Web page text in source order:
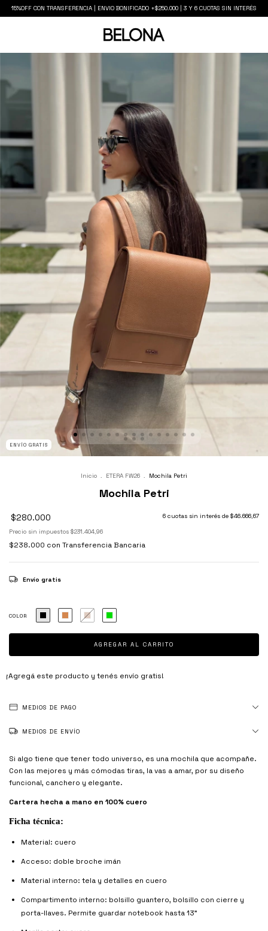
15%OFF CON TRANSFERENCIA | ENVIO BONIFICADO +$250.000 | 3 Y 6 CUOTAS SIN INTERÉS
ENVÍO GRATIS
Inicio . ETERA FW26 . Mochila Petri
Mochila Petri
$280.000 6 cuotas sin interés de $46.666,67
Precio sin impuestos $231.404,96
$238.000 con Transferencia Bancaria
Envío gratis
COLOR
¡Agregá este producto y tenés envío gratis!
MEDIOS DE PAGO
MEDIOS DE ENVÍO
Si algo tiene que tener todo universo, es una mochila que acompañe.
Con las mejores y más cómodas tiras, la vas a amar, por su diseño
funcional, canchero y elegante.
Cartera hecha a mano en 100% cuero
Ficha técnica:
Material: cuero
Acceso: doble broche imán
Material interno: tela y detalles en cuero
Compartimento interno: bolsillo guantero, bolsillo con cierre y
porta-llaves. Permite guardar notebook hasta 13"